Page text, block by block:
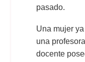
pasado.
Una mujer
una
docente